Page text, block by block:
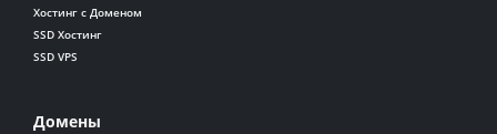
Хостинг с Доменом
SSD Хостинг
SSD VPS
Домены